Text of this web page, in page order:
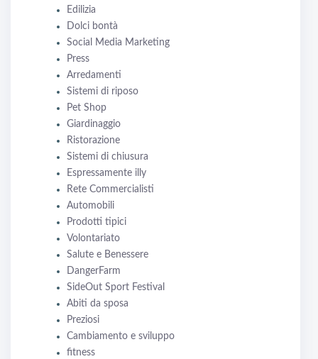
Edilizia
Dolci bontà
Social Media Marketing
Press
Arredamenti
Sistemi di riposo
Pet Shop
Giardinaggio
Ristorazione
Sistemi di chiusura
Espressamente illy
Rete Commercialisti
Automobili
Prodotti tipici
Volontariato
Salute e Benessere
DangerFarm
SideOut Sport Festival
Abiti da sposa
Preziosi
Cambiamento e sviluppo
fitness